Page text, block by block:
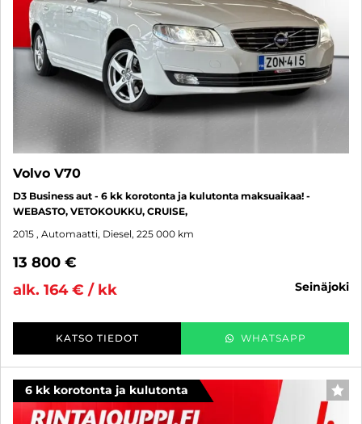
Volvo V70
D3 Business aut - 6 kk korotonta ja kulutonta maksuaikaa! -
WEBASTO, VETOKOUKKU, CRUISE,
2015 , Automaatti, Diesel, 225 000 km
13 800 €
alk. 164 € / kk
seinäjoki
KATSO TIEDOT WHATSAPP
6 kk korotonta ja kulutonta